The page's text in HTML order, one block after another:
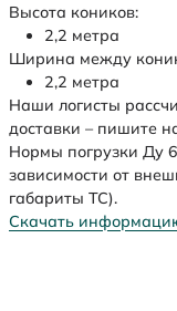
Высота коников:
2,2 метра
Ширина между
2,2 метра
Наши логисты
доставки – пишите
Нормы погрузки Ду
зависимости от
габариты ТС).
Скачать